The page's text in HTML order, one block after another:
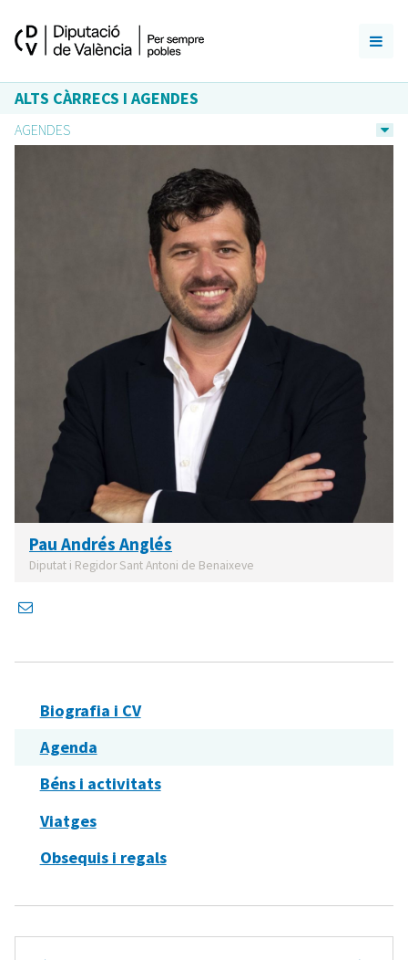
ALTS CÀRRECS I AGENDES
AGENDES
Pau Andrés Anglés
Diputat i Regidor Sant Antoni de Benaixeve
Biografia i CV
Agenda
Béns i activitats
Viatges
Obsequis i regals